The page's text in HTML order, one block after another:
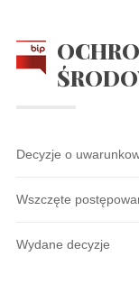
Decyzje o
Wszczęte
Wydane decyzje